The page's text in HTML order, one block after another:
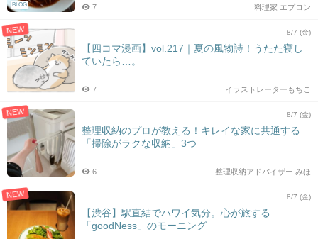
BLOG 料理家 エプロン
7
NEW 8/7 (金)
【四コマ漫画】vol.217｜夏の風物詩！うたた寝し
ていたら…。
イラストレーターもちこ
7
NEW 8/7 (金)
整理収納のプロが教える！キレイな家に共通する
「掃除がラクな収納」3つ
整理収納アドバイザー みほ
6
NEW 8/7 (金)
【渋谷】駅直結でハワイ気分。心が旅する
「goodNess」のモーニング